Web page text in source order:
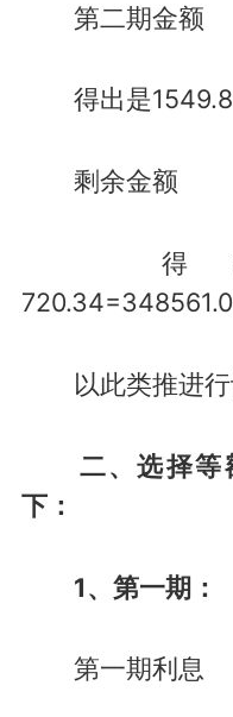
第二期金额
得出是
剩余金额
得出是
以此类推进行
二、选择等
下：
1、第一期：
第一期利息